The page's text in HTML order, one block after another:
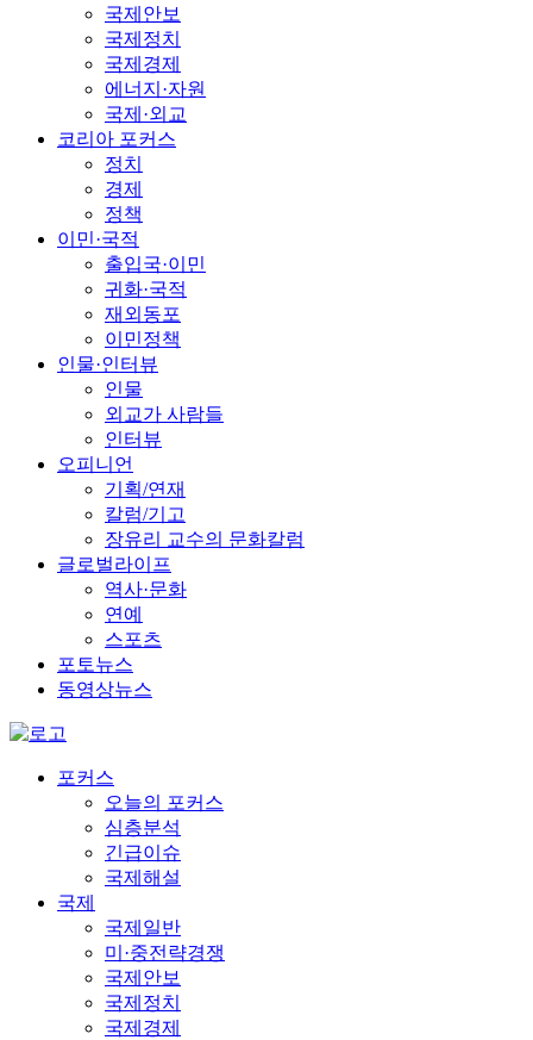
국제안보
국제정치
국제경제
에너지·자원
국제·외교
코리아 포커스
정치
경제
정책
이민·국적
출입국·이민
귀화·국적
재외동포
이민정책
인물·인터뷰
인물
외교가 사람들
인터뷰
오피니언
기획/연재
칼럼/기고
장유리 교수의 문화칼럼
글로벌라이프
역사·문화
연예
스포츠
포토뉴스
동영상뉴스
포커스
오늘의 포커스
심층분석
긴급이슈
국제해설
국제
국제일반
미·중전략경쟁
국제안보
국제정치
국제경제